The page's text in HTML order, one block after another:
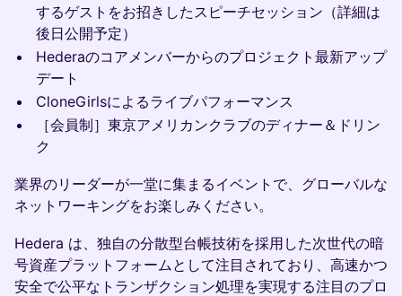
するゲストをお招きしたスピーチセッション（詳細は
後日公開予定）
Hederaのコアメンバーからのプロジェクト最新アップ
デート
CloneGirlsによるライブパフォーマンス
［会員制］東京アメリカンクラブのディナー＆ドリン
ク
業界のリーダーが一堂に集まるイベントで、グローバルな
ネットワーキングをお楽しみください。
Hedera は、独自の分散型台帳技術を採用した次世代の暗
号資産プラットフォームとして注目されており、高速かつ
安全で公平なトランザクション処理を実現する注目のプロ